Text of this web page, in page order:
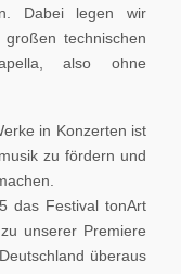
Dabei legen wir
technischen
also ohne
in Konzerten ist
zu fördern und
das Festival tonArt
unserer Premiere
überaus